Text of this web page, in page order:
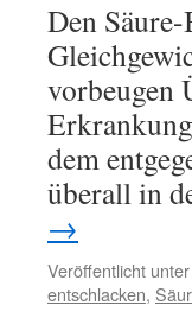
Den
vorbeugen
dem
überall in
→
Veröffentlicht unter
entschlacken,